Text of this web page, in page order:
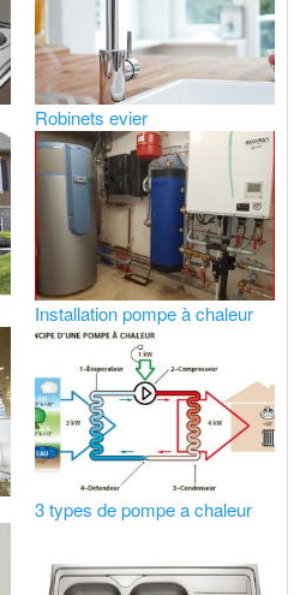
Robinets evier
Installation pompe à chaleur
3 types de pompe a chaleur